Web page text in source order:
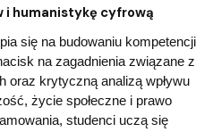
i humanistykę cyfrową
się na budowaniu kompetencji
na zagadnienia związane z
oraz krytyczną analizą wpływu
życie społeczne i prawo
studenci uczą się